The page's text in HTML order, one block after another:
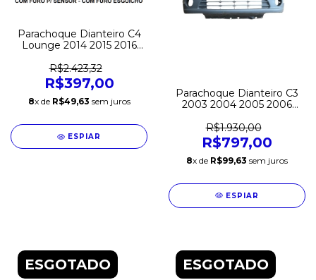
Parachoque Dianteiro C4
Lounge 2014 2015 2016
Esguicho C/Furo Sensor
Original
R$2.423,32
R$397,00
8x de R$49,63 sem juros
ESPIAR
Parachoque Dianteiro C3
2003 2004 2005 2006
R$1.930,00
R$797,00
8x de R$99,63 sem juros
ESPIAR
ESGOTADO ESGOTADO